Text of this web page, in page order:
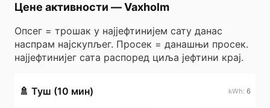
Цене активности —Vaxholm
Опсег = трошак у најјефтинијем сату данас
наспрам најскупљег. Просек = данашњи просек.
најјефтинијег сата распоред циља јефтини крај.
🚿 Туш (10 мин) 6